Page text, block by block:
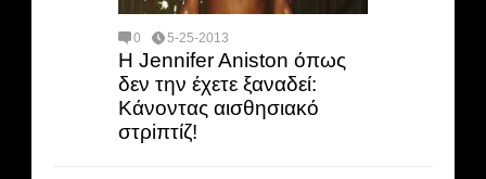
0 5-25-2013
H Jennifer Aniston όπως
δεν την έχετε ξαναδεί:
Κάνοντας αισθησιακό
στρiπτίζ!